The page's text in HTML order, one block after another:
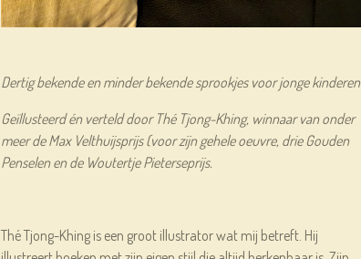
Dertig bekende en minder bekende sprookjes voor jonge kinderen
Geïllusteerd én verteld door Thé Tjong-Khing, winnaar van onder
meer de Max Velthuijsprijs (voor zijn gehele oeuvre, drie Gouden
Penselen en de Woutertje Pieterseprijs.
Thé Tjong-Khing is een groot illustrator wat mij betreft. Hij